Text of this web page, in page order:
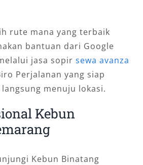
rute mana yang terbaik
bantuan dari Google
jasa sopir sewa avanza
Perjalanan yang siap
menuju lokasi.
Kebun
Kebun Binatang